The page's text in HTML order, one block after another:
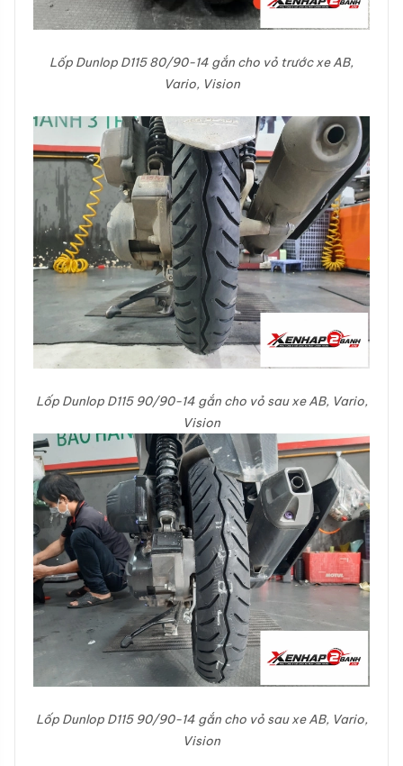
Lốp Dunlop D11580/90-14 gắn cho vỏ trước xe AB,
Vario, Vision
Lốp Dunlop D115 90/90-14 gắn cho vỏ sau xe AB, Vario,
Vision
Lốp Dunlop D115 90/90-14 gắn cho vỏ sau xe AB, Vario,
Vision